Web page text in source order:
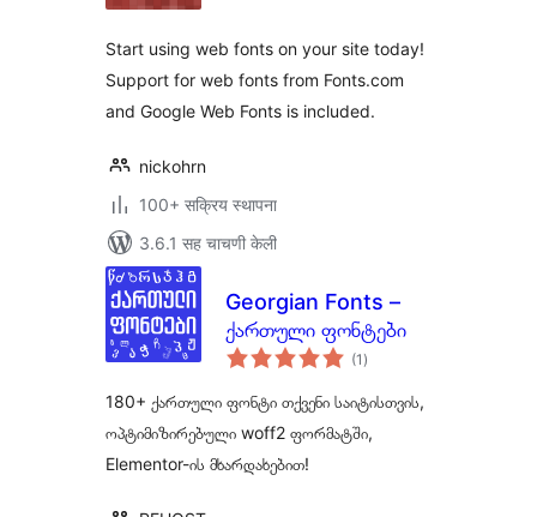
Start using web fonts on your site today!
Support for web fonts from Fonts.com
and Google Web Fonts is included.
nickohrn
100+ सक्रिय स्थापना
3.6.1 सह चाचणी केली
Georgian Fonts –
ქართული ფონტები
(1 एकूण
मूल्यांकन
)
180+ ქართული ფონტი თქვენი საიტისთვის,
ოპტიმიზირებული woff2 ფორმატში,
Elementor-ის მხარდახებით!